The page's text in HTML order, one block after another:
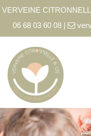
VERVEINE
06 68 03 60 08 |